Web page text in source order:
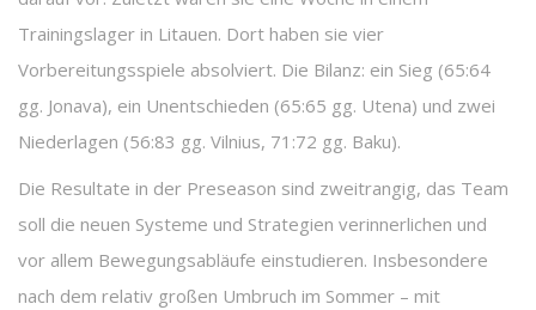
Trainingslager in Litauen. Dort haben sie vier
Vorbereitungsspiele absolviert. Die Bilanz: ein Sieg (65:64
gg. Jonava), ein Unentschieden (65:65 gg. Utena) und zwei
Niederlagen (56:83 gg. Vilnius, 71:72 gg. Baku).
Die Resultate in der Preseason sind zweitrangig, das Team
soll die neuen Systeme und Strategien verinnerlichen und
vor allem Bewegungsabläufe einstudieren. Insbesondere
nach dem relativ großen Umbruch im Sommer – mit